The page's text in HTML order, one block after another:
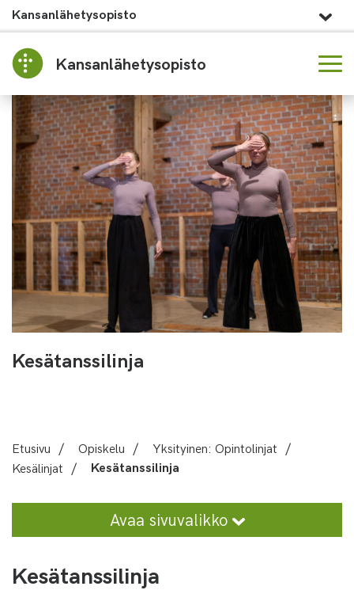
Kansanlähetysopisto
Kansanlähetysopisto
Kesätanssilinja
Etusivu / Opiskelu / Yksityinen: Opintolinjat /
Kesälinjat / Kesätanssilinja
Avaa sivuvalikko
Kesätanssilinja